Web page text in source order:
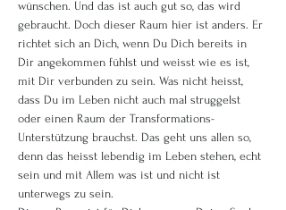
wünschen. Und das ist auch gut so, das wird
gebraucht. Doch dieser Raum hier ist anders. Er
richtet sich an Dich, wenn Du Dich bereits in
Dir angekommen fühlst und weisst wie es ist,
mit Dir verbunden zu sein. Was nicht heisst,
dass Du im Leben nicht auch mal struggelst
oder einen Raum der Transformations-
Unterstützung brauchst. Das geht uns allen so,
denn das heisst lebendig im Leben stehen, echt
sein und mit Allem was ist und nicht ist
unterwegs zu sein.